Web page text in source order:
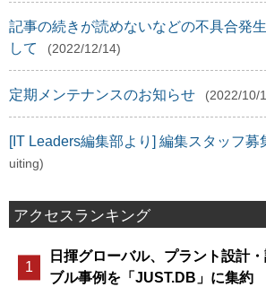
記事の続きが読めないなどの不具合発
して
(2022/12/14)
定期メンテナンスのお知らせ (2022/10/
[IT Leaders編集部より] 編集スタッフ募
uiting)
アクセスランキング
日揮グローバル、プラント設計
ブル事例を「JUST.DB」に集約